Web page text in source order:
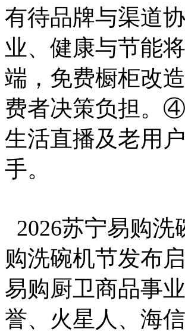
有待品牌与渠道
业、健康与节能
端，免费橱柜改
费者决策负担。
生活直播及老用
手。
2026苏宁易购
购洗碗机节发布
易购厨卫商品事
誉、火星人、海